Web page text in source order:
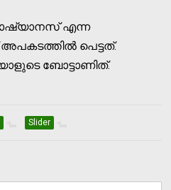
എന്ന
പെട്ടത്.
ബോട്ടാണിത്.
Slider